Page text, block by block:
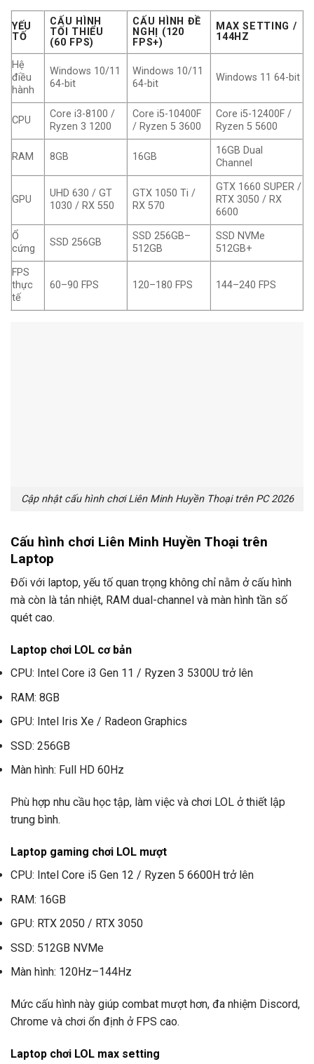
YẾU
TỐ
CẤU HÌNH
TỐI THIỂU
(60 FPS)
CẤU HÌNH ĐỀ
NGHỊ (120
FPS+)
MAX SETTING /
144HZ
Hệ
điều
hành
Windows 10/11
64-bit
Windows 10/11
64-bit
Windows 11 64-bit
CPU
Core i3-8100 /
Ryzen 3 1200
Core i5-10400F
/ Ryzen 5 3600
Core i5-12400F /
Ryzen 5 5600
RAM 8GB 16GB
16GB Dual
Channel
GPU
UHD 630 / GT
1030 / RX 550
GTX 1050 Ti /
RX 570
GTX 1660 SUPER /
RTX 3050 / RX
6600
Ổ
cứng
SSD 256GB
SSD 256GB–
512GB
SSD NVMe
512GB+
FPS
thực
tế
60–90 FPS 120–180 FPS 144–240 FPS
Cập nhật cấu hình chơi Liên Minh Huyền Thoại trên PC 2026
Cấu hình chơi Liên Minh Huyền Thoại trên
Laptop
Đối với laptop, yếu tố quan trọng không chỉ nằm ở cấu hình
mà còn là tản nhiệt, RAM dual-channel và màn hình tần số
quét cao.
Laptop chơi LOL cơ bản
CPU: Intel Core i3 Gen 11 / Ryzen 3 5300U trở lên
RAM: 8GB
GPU: Intel Iris Xe / Radeon Graphics
SSD: 256GB
Màn hình: Full HD 60Hz
Phù hợp nhu cầu học tập, làm việc và chơi LOL ở thiết lập
trung bình.
Laptop gaming chơi LOL mượt
CPU: Intel Core i5 Gen 12 / Ryzen 5 6600H trở lên
RAM: 16GB
GPU: RTX 2050 / RTX 3050
SSD: 512GB NVMe
Màn hình: 120Hz–144Hz
Mức cấu hình này giúp combat mượt hơn, đa nhiệm Discord,
Chrome và chơi ổn định ở FPS cao.
Laptop chơi LOL max setting